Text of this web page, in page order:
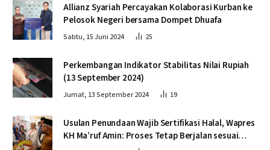
Allianz Syariah Percayakan Kolaborasi Kurban ke
Pelosok Negeri bersama Dompet Dhuafa
Sabtu, 15 Juni 2024 25
Perkembangan Indikator Stabilitas Nilai Rupiah
(13 September 2024)
Jumat, 13 September 2024 19
Usulan Penundaan Wajib Sertifikasi Halal, Wapres
KH Ma’ruf Amin: Proses Tetap Berjalan sesuai